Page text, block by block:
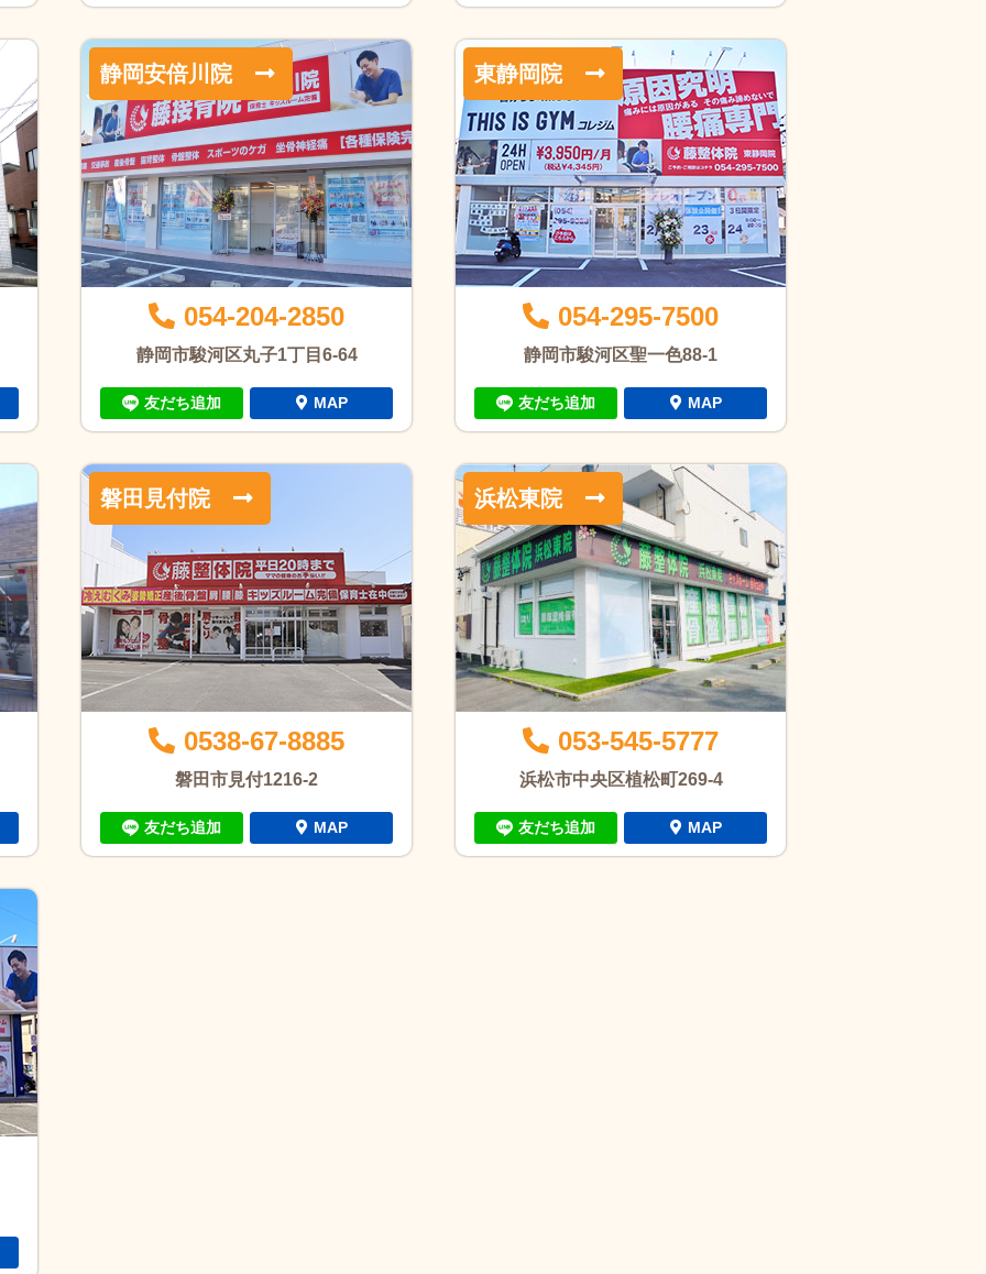
静岡安倍川院
054-204-2850
静岡市駿河区丸子1丁目6-64
友だち追加 MAP
東静岡院
054-295-7500
静岡市駿河区聖一色88-1
友だち追加 MAP
磐田見付院
0538-67-8885
磐田市見付1216-2
友だち追加 MAP
浜松東院
053-545-5777
浜松市中央区植松町269-4
友だち追加 MAP